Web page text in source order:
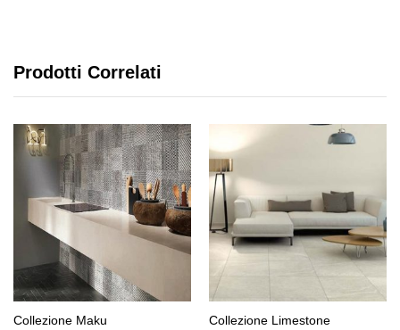
Prodotti Correlati
Collezione Maku Collezione Limestone